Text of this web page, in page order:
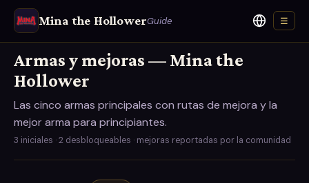
Mina the HollowerGuide Idioma☰
Armas y mejoras — Mina the
Hollower
Las cinco armas principales con rutas de mejora y la
mejor arma para principiantes.
3 iniciales · 2 desbloqueables · mejoras reportadas por la comunidad